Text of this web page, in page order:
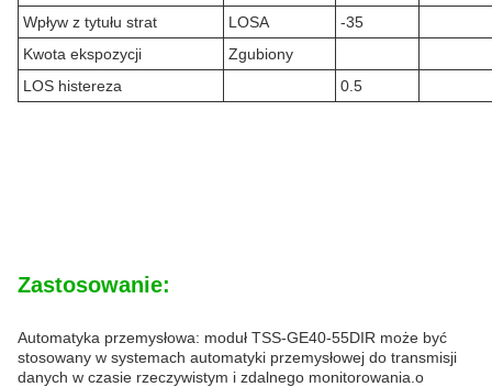
Wpływ z tytułu strat
LOSA
-35
Kwota ekspozycji
Zgubiony
LOS histereza
0.5
Zastosowanie:
Automatyka przemysłowa: moduł TSS-GE40-55DIR może być
stosowany w systemach automatyki przemysłowej do transmisji
danych w czasie rzeczywistym i zdalnego monitorowania.o